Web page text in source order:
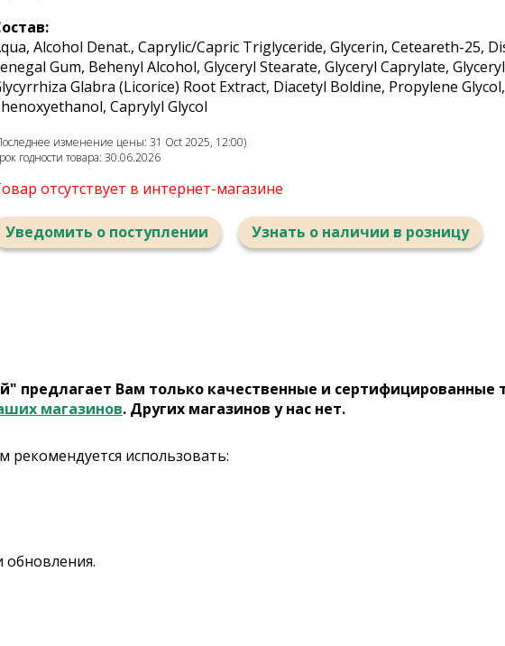
Alcohol Denat., Caprylic/Capric Triglyceride, Glycerin, Ceteareth-25,
Gum, Behenyl Alcohol, Glyceryl Stearate, Glyceryl Caprylate,
Glabra (Licorice) Root Extract, Diacetyl Boldine, Propylene
Caprylyl Glycol
изменение цены: 31 Oct 2025, 12:00)
годности товара: 30.06.2026
отсутствует в интернет-магазине
Уведомить о поступлении Узнать о наличии в розницу
предлагает Вам только качественные и сертифицированные
магазинов. Других магазинов у нас нет.
использовать:
обновления.